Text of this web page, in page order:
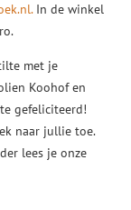
In de winkel
met je
Koohof en
gefeliciteerd!
naar jullie toe.
lees je onze